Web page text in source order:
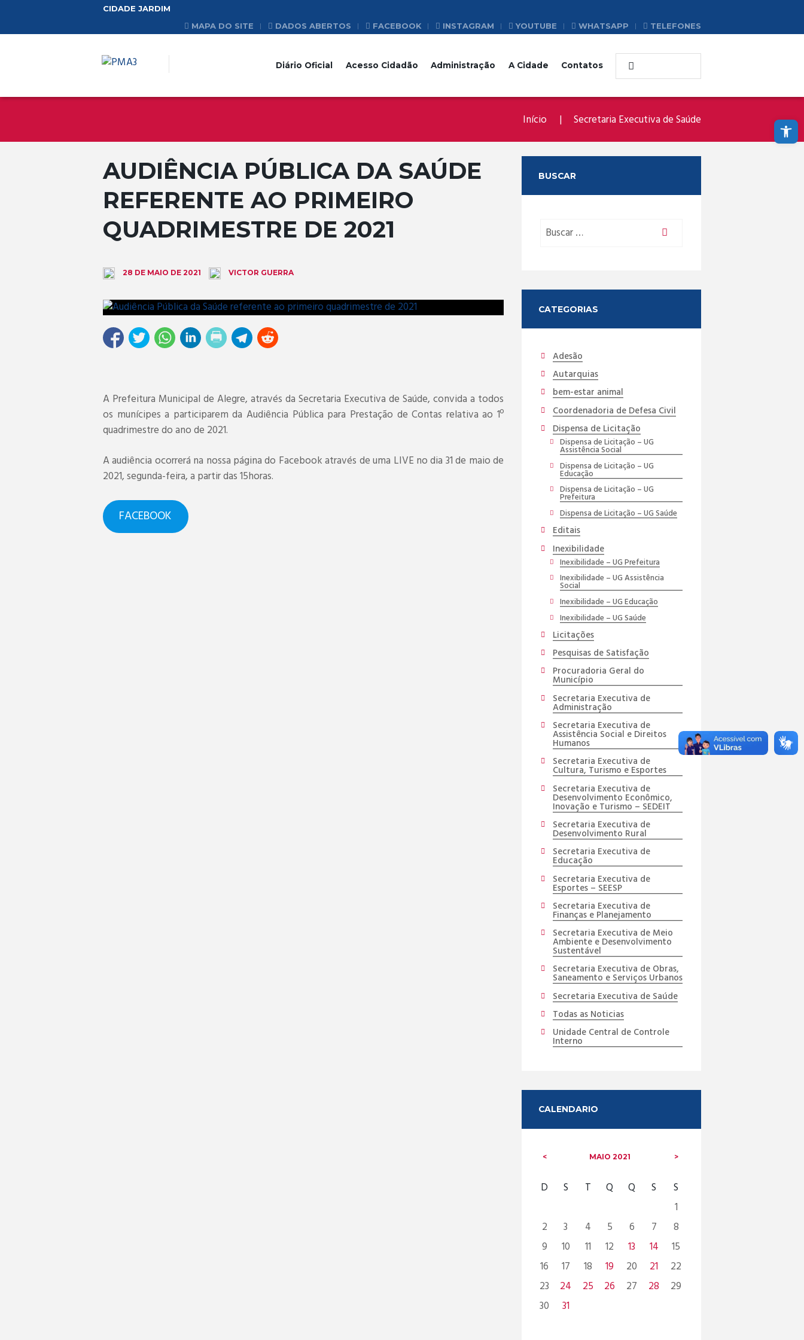
Abrir a barra de ferramentas
CIDADE JARDIM
MAPA DO SITE
DADOS ABERTOS FACEBOOK INSTAGRAM YOUTUBE WHATSAPP TELEFONES
Diário Oficial Acesso Cidadão Administração A Cidade Contatos
Início Secretaria Executiva de Saúde
AUDIÊNCIA PÚBLICA DA SAÚDE
REFERENTE AO PRIMEIRO
QUADRIMESTRE DE 2021
28 DE MAIO DE 2021 VICTOR GUERRA
A Prefeitura Municipal de Alegre, através da Secretaria Executiva de Saúde, convida a todos
os munícipes a participarem da Audiência Pública para Prestação de Contas relativa ao 1º
quadrimestre do ano de 2021.
A audiência ocorrerá na nossa página do Facebook através de uma LIVE no dia 31 de maio de
2021, segunda-feira, a partir das 15horas.
FACEBOOK
BUSCAR
CATEGORIAS
Adesão
Autarquias
bem-estar animal
Coordenadoria de Defesa Civil
Dispensa de Licitação
Dispensa de Licitação – UG
Assistência Social
Dispensa de Licitação – UG
Educação
Dispensa de Licitação – UG
Prefeitura
Dispensa de Licitação – UG Saúde
Editais
Inexibilidade
Inexibilidade – UG Prefeitura
Inexibilidade – UG Assistência
Social
Inexibilidade – UG Educação
Inexibilidade – UG Saúde
Licitações
Pesquisas de Satisfação
Procuradoria Geral do
Município
Secretaria Executiva de
Administração
Secretaria Executiva de
Assistência Social e Direitos
Humanos
Secretaria Executiva de
Cultura, Turismo e Esportes
Secretaria Executiva de
Desenvolvimento Econômico,
Inovação e Turismo – SEDEIT
Secretaria Executiva de
Desenvolvimento Rural
Secretaria Executiva de
Educação
Secretaria Executiva de
Esportes – SEESP
Secretaria Executiva de
Finanças e Planejamento
Secretaria Executiva de Meio
Ambiente e Desenvolvimento
Sustentável
Secretaria Executiva de Obras,
Saneamento e Serviços Urbanos
Secretaria Executiva de Saúde
Todas as Noticias
Unidade Central de Controle
Interno
CALENDARIO
MAIO 2021
D S T Q Q S
S
1
2
3 4 5 6 7
8
9
10 11 12 13 14
15
16
17 18 19 20 21
22
23
24 25 26 27 28
29
30
31